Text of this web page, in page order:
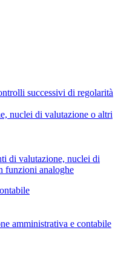
successivi di regolarità
nuclei di valutazione o altri
di valutazione, nuclei di
funzioni analoghe
amministrativa e contabile